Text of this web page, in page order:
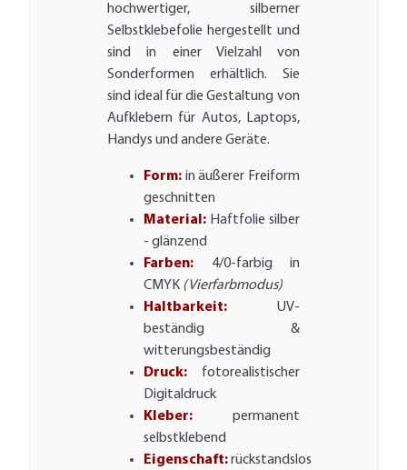
hochwertiger, silberner
Selbstklebefolie hergestellt und
sind in einer Vielzahl von
Sonderformen erhältlich. Sie
sind ideal für die Gestaltung von
Aufklebern für Autos, Laptops,
Handys und andere Geräte.
Form: in äußerer Freiform
geschnitten
Material: Haftfolie silber
- glänzend
Farben: 4/0-farbig in
CMYK (Vierfarbmodus)
Haltbarkeit: UV-
beständig &
witterungsbeständig
Druck: fotorealistischer
Digitaldruck
Kleber: permanent
selbstklebend
Eigenschaft:rückstandslos